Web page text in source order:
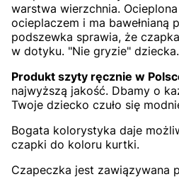
warstwa wierzchnia.
ocieplaczem i ma bawełnianą
podszewka sprawia, że
w dotyku. "Nie gryzie" dziecka.
Produkt szyty ręcznie w
najwyższą jakość. Dbamy o
Twoje dziecko czuło się
Bogata kolorystyka daje
czapki do koloru kurtki.
Czapeczka jest zawiązywana